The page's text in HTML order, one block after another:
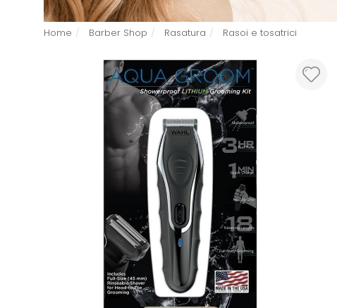
Home Barber Shop Rasatura Rasoi e tosatrici